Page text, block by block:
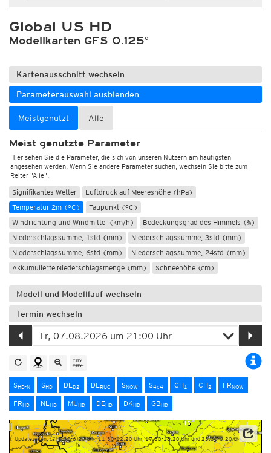
Global US HD
Modellkarten GFS 0.125°
Kartenausschnitt wechseln
Parameterauswahl ausblenden
Meistgenutzt Alle
Meist genutzte Parameter
Hier sehen Sie die Parameter, die sich von unseren Nutzern am häufigsten
angesehen werden. Wenn Sie andere Parameter suchen, wechseln Sie bitte zum
Reiter "Alle".
Signifikantes Wetter
Luftdruck auf Meereshöhe (hPa)
Temperatur 2m (°C)
Taupunkt (°C)
Windrichtung und Windmittel (km/h)
Bedeckungsgrad des Himmels (%)
Niederschlagssumme, 1std (mm)
Niederschlagssumme, 3std (mm)
Niederschlagssumme, 6std (mm)
Niederschlagssumme, 24std (mm)
Akkumulierte Niederschlagsmenge (mm)
Schneehöhe (cm)
Modell und Modelllauf wechseln
Termin wechseln
SHD-N SHD DED2 DERUC SNOW S4x4 CH1 CH2 FRNOW
FRHD NLHD MUHD DEHD DKHD GBHD
Updatezeiten: ca. 5:30-6:20 Uhr, 11:30-12:20 Uhr, 17:30-18:20 Uhr und 23:30-0:20 Uhr